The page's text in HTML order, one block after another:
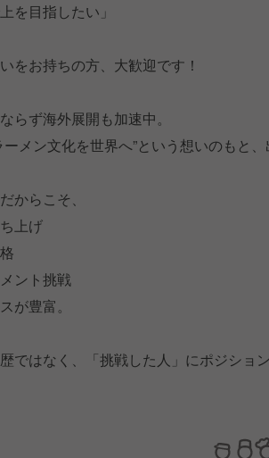
を目指したい」
をお持ちの方、大歓迎です！
らず海外展開も加速中。
ーメン文化を世界へ”という想いのもと、
からこそ、
上げ
ント挑戦
が豊富。
ではなく、「挑戦した人」にポジショ